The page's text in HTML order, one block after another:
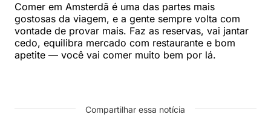
Comer em Amsterdã é uma das partes mais
gostosas da viagem, e a gente sempre volta com
vontade de provar mais. Faz as reservas, vai jantar
cedo, equilibra mercado com restaurante e bom
apetite — você vai comer muito bem por lá.
Compartilhar essa notícia